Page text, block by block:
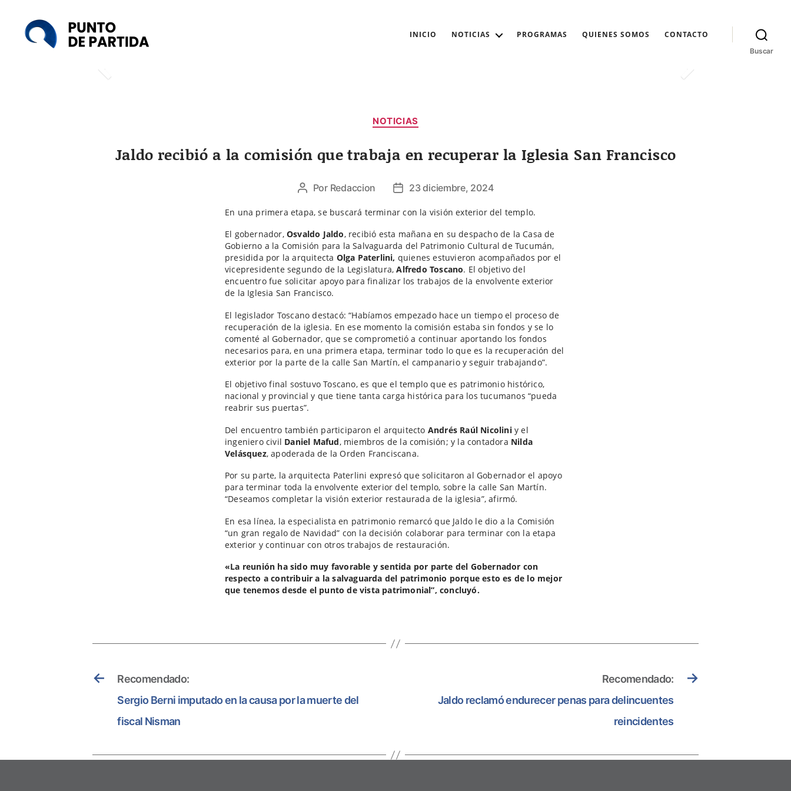
INICIO NOTICIAS PROGRAMAS QUIENES SOMOS CONTACTO
Buscar
NOTICIAS
Jaldo recibió a la comisión que trabaja en recuperar la Iglesia San Francisco
Autor
la
entrada
Por Redaccion
Fecha
la
entrada
23 diciembre, 2024
En una primera etapa, se buscará terminar con la visión exterior del templo.
El gobernador, Osvaldo Jaldo, recibió esta mañana en su despacho de la Casa de
Gobierno a la Comisión para la Salvaguarda del Patrimonio Cultural de Tucumán,
presidida por la arquitecta Olga Paterlini, quienes estuvieron acompañados por el
vicepresidente segundo de la Legislatura,Alfredo Toscano. El objetivo del
encuentro fue solicitar apoyo para finalizar los trabajos de la envolvente exterior
de la Iglesia San Francisco.
El legislador Toscano destacó: “Habíamos empezado hace un tiempo el proceso de
recuperación de la iglesia. En ese momento la comisión estaba sin fondos y se lo
comenté al Gobernador, que se comprometió a continuar aportando los fondos
necesarios para, en una primera etapa, terminar todo lo que es la recuperación del
exterior por la parte de la calle San Martín, el campanario y seguir trabajando”.
El objetivo final sostuvo Toscano, es que el templo que es patrimonio histórico,
nacional y provincial y que tiene tanta carga histórica para los tucumanos “pueda
reabrir sus puertas”.
Del encuentro también participaron el arquitecto Andrés Raúl Nicoliniy el
ingeniero civil Daniel Mafud, miembros de la comisión; y la contadora Nilda
Velásquez, apoderada de la Orden Franciscana.
Por su parte, la arquitecta Paterlini expresó que solicitaron al Gobernador el apoyo
para terminar toda la envolvente exterior del templo, sobre la calle San Martín.
“Deseamos completar la visión exterior restaurada de la iglesia”, afirmó.
En esa línea, la especialista en patrimonio remarcó que Jaldo le dio a la Comisión
“un gran regalo de Navidad” con la decisión colaborar para terminar con la etapa
exterior y continuar con otros trabajos de restauración.
«La reunión ha sido muy favorable y sentida por parte del Gobernador con
respecto a contribuir a la salvaguarda del patrimonio porque esto es de lo mejor
que tenemos desde el punto de vista patrimonial”, concluyó.
←
Recomendado:
Sergio Berni imputado en la causa por la muerte del
fiscal Nisman
→
Recomendado:
Jaldo reclamó endurecer penas para delincuentes
reincidentes